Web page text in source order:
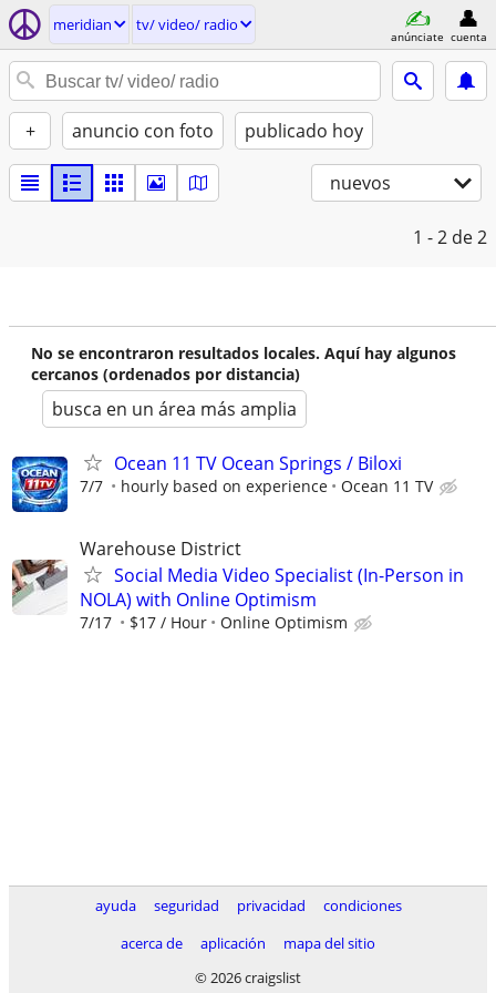
meridian tv/ video/ radio
anúnciate cuenta
+ anuncio con foto publicado hoy
nuevos
1 - 2 de 2
No se encontraron resultados locales. Aquí hay algunos
cercanos (ordenados por distancia)
busca en un área más amplia
Ocean 11 TV Ocean Springs / Biloxi
7/7 hourly based on experience Ocean 11 TV
Warehouse District
Social Media Video Specialist (In-Person in
NOLA) with Online Optimism
7/17 $17 / Hour Online Optimism
ayuda seguridad privacidad
condiciones
acerca de
aplicación
mapa del sitio
© 2026 craigslist